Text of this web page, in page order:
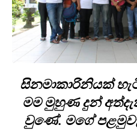
සිනමාකාරිනියක්
මම මුහුණ දුන්
වුණේ. මගේ